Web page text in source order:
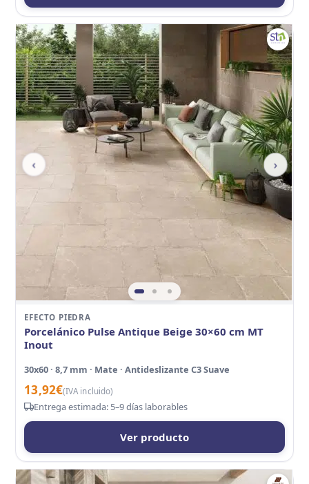
‹ ›
EFECTO PIEDRA
Porcelánico Pulse Antique Beige 30×60 cm MT
Inout
30x60 · 8,7 mm · Mate · Antideslizante C3 Suave
13,92€(IVA incluido)
Entrega estimada: 5–9 días laborables
Ver producto